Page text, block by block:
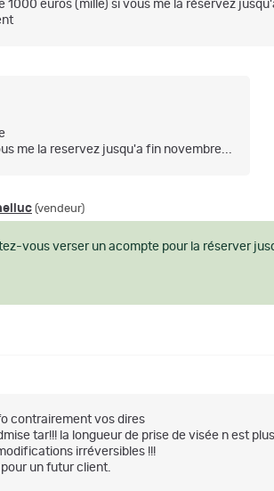
1000 euros (mille) si vous me la réservez
me la reservez jusqu'a fin novembre...
(vendeur)
vous verser un acompte pour la réserver
contrairement vos dires
tar!!! la longueur de prise de visée n est
irréversibles !!!
un futur client.